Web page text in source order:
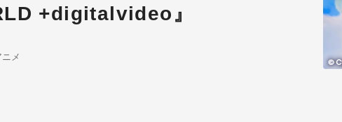
+digitalvideo』
ニメ